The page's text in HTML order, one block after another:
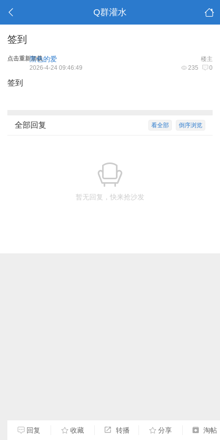
Q群灌水
签到
点击重新加载 楼主
黑色的爱
235 0
2026-4-24 09:46:49
签到
倒序浏览
看全部
全部回复
暂无回复，快来抢沙发
回复 收藏 转播 分享 淘帖